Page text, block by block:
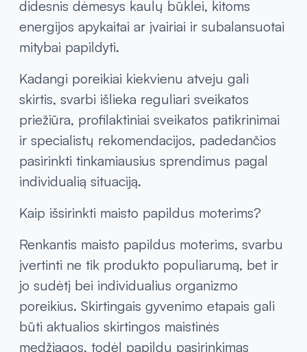
moterims ar vitaminus moterims 70+, svarbu
atsižvelgti į individualius poreikius, gyvenimo
būdą, mitybos įpročius ir bendrą sveikatos
būklę. Vienoms moterims gali būti aktualus
didesnis dėmesys kaulų būklei, kitoms
energijos apykaitai ar įvairiai ir subalansuotai
mitybai papildyti.
Kadangi poreikiai kiekvienu atveju gali
skirtis, svarbi išlieka reguliari sveikatos
priežiūra, profilaktiniai sveikatos patikrinimai
ir specialistų rekomendacijos, padedančios
pasirinkti tinkamiausius sprendimus pagal
individualią situaciją.
Kaip išsirinkti maisto papildus moterims?
Renkantis maisto papildus moterims, svarbu